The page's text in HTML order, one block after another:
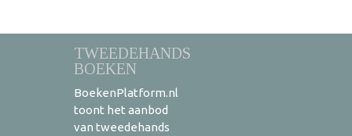
TWEEDEHANDS
BOEKEN
BoekenPlatform.nl
toont het aanbod
van tweedehands